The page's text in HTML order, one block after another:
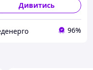
Дивитись
96%